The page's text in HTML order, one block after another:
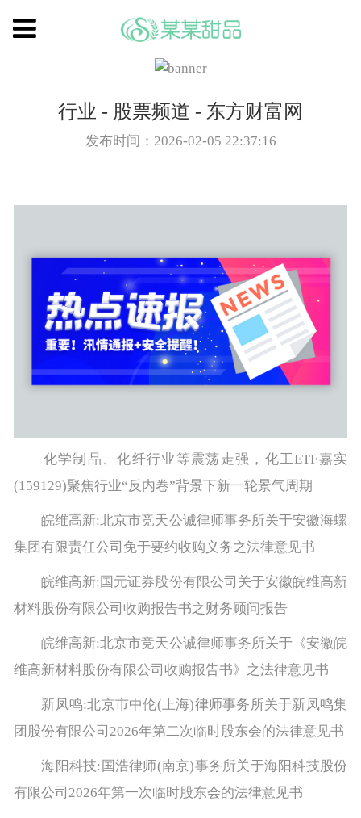
行业 - 股票频道 - 东方财富网
发布时间：2026-02-05 22:37:16
化学制品、化纤行业等震荡走强，化工ETF嘉实
(159129)聚焦行业“反内卷”背景下新一轮景气周期
皖维高新:北京市竞天公诚律师事务所关于安徽海螺
集团有限责任公司免于要约收购义务之法律意见书
皖维高新:国元证券股份有限公司关于安徽皖维高新
材料股份有限公司收购报告书之财务顾问报告
皖维高新:北京市竞天公诚律师事务所关于《安徽皖
维高新材料股份有限公司收购报告书》之法律意见书
新凤鸣:北京市中伦(上海)律师事务所关于新凤鸣集
团股份有限公司2026年第二次临时股东会的法律意见书
海阳科技:国浩律师(南京)事务所关于海阳科技股份
有限公司2026年第一次临时股东会的法律意见书